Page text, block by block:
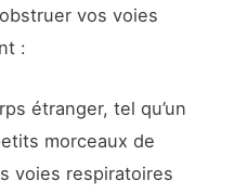
vos voies
:
étranger, tel qu’un
morceaux de
voies respiratoires